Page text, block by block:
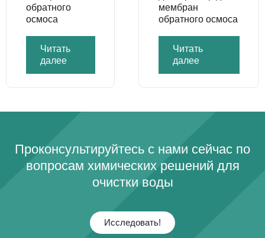
обратного
осмоса
Читать
далее
мембран
обратного осмоса
Читать
далее
Проконсультируйтесь с нами сейчас по
вопросам химических решений для
очистки воды
Исследовать!